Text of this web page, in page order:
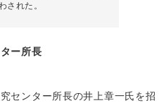
された。
ー所長
センター所長の井上章一氏を招